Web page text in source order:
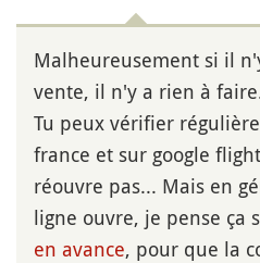
Malheureusement si il
vente, il n'y a rien à
Tu peux vérifier
france et sur google
réouvre pas... Mais en
ligne ouvre, je pense ça
en avance, pour que la